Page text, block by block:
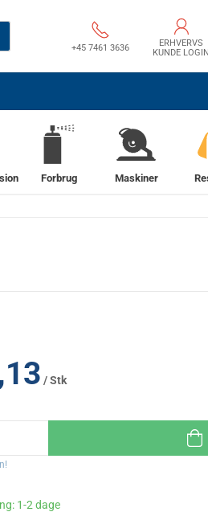
+45 7461 3636
ERHVERVS
KUNDE LOGIN
Forbrug Maskiner
/ Stk
1-2 dage